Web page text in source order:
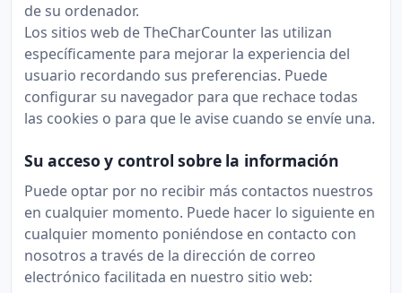
de su ordenador.
Los sitios web de TheCharCounter las utilizan
específicamente para mejorar la experiencia del
usuario recordando sus preferencias. Puede
configurar su navegador para que rechace todas
las cookies o para que le avise cuando se envíe una.
Su acceso y control sobre la información
Puede optar por no recibir más contactos nuestros
en cualquier momento. Puede hacer lo siguiente en
cualquier momento poniéndose en contacto con
nosotros a través de la dirección de correo
electrónico facilitada en nuestro sitio web: